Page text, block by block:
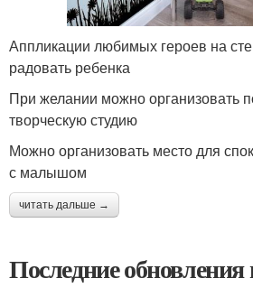
Аппликации любимых героев на
радовать ребенка
При желании можно организовать
творческую студию
Можно организовать место для
с малышом
читать дальше →
Последние обновления